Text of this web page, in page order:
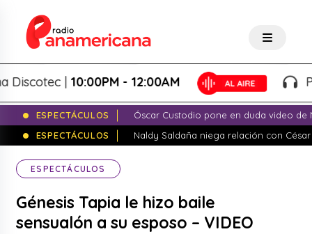
|10:00PM - 12:00AM
ESPECTÁCULOS
Óscar Custodio pone en duda video de
ESPECTÁCULOS
Naldy Saldaña niega relación con
ESPECTÁCULOS
Génesis Tapia le hizo baile
sensualón a su esposo – VIDEO